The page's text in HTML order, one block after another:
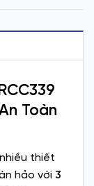
Toàn
thiết
hảo với 3